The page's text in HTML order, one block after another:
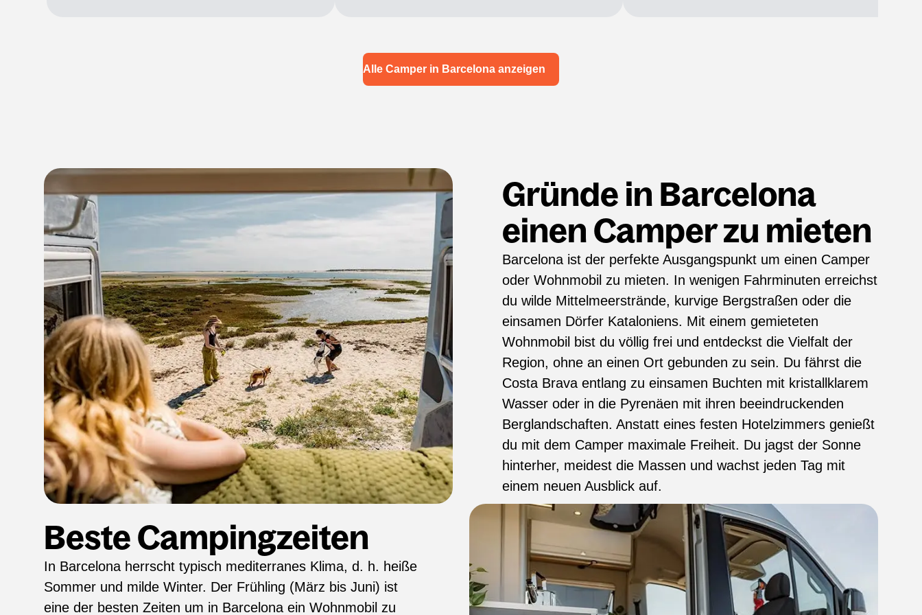
Alle Camper in Barcelona anzeigen
Gründe in Barcelona
einen Camper zu mieten
Barcelona ist der perfekte Ausgangspunkt um einen Camper
oder Wohnmobil zu mieten. In wenigen Fahrminuten erreichst
du wilde Mittelmeerstrände, kurvige Bergstraßen oder die
einsamen Dörfer Kataloniens. Mit einem gemieteten
Wohnmobil bist du völlig frei und entdeckst die Vielfalt der
Region, ohne an einen Ort gebunden zu sein. Du fährst die
Costa Brava entlang zu einsamen Buchten mit kristallklarem
Wasser oder in die Pyrenäen mit ihren beeindruckenden
Berglandschaften. Anstatt eines festen Hotelzimmers genießt
du mit dem Camper maximale Freiheit. Du jagst der Sonne
hinterher, meidest die Massen und wachst jeden Tag mit
einem neuen Ausblick auf.
Beste Campingzeiten
In Barcelona herrscht typisch mediterranes Klima, d. h. heiße
Sommer und milde Winter. Der Frühling (März bis Juni) ist
eine der besten Zeiten um in Barcelona ein Wohnmobil zu